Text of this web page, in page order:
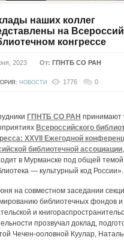
наших коллег
на
конгрессе
2023 От: ГПНТБ СО РАН
НОВОСТИ 1776 0
ГПНТБ СО РАН принимают
Всероссийского
XXVII Ежегодной
библиотечной ассоциации
в Мурманске под общей темой
— культурный код России».
на совместном заседании
библиотечных фондов и
и
прозвучал доклад,
Чечен-ооловной Куулар,